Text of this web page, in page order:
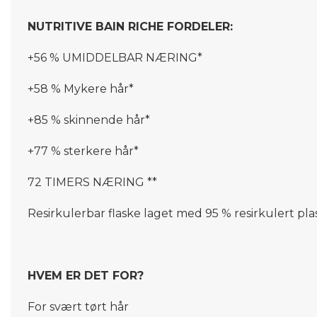
NUTRITIVE BAIN RICHE FORDELER:
+56 % UMIDDELBAR NÆRING*
+58 % Mykere hår*
+85 % skinnende hår*
+77 % sterkere hår*
72 TIMERS NÆRING **
Resirkulerbar flaske laget med 95 % resirkulert
HVEM ER DET FOR?
For svært tørt hår